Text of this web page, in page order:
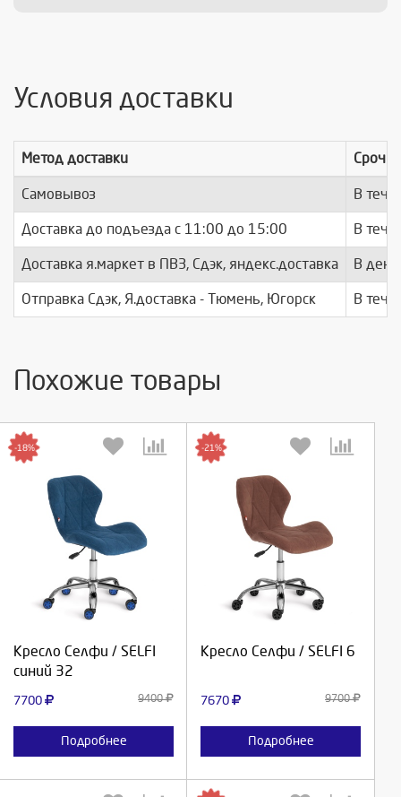
Условия доставки
Метод доставки
Самовывоз В
Доставка до подъезда c 11:00 до 15:00 В
Доставка я.маркет в ПВЗ, Сдэк, яндекс.доставка В день
Отправка Сдэк, Я.доставка - Тюмень, Югорск В
Похожие товары
Кресло Селфи / SELFI
синий 32
-18%
7700 9400
Подробнее
Выберите количество:
Отмена
Кресло Селфи / SELFI 6
-21%
7670 9700
Подробнее
Выберите количество: